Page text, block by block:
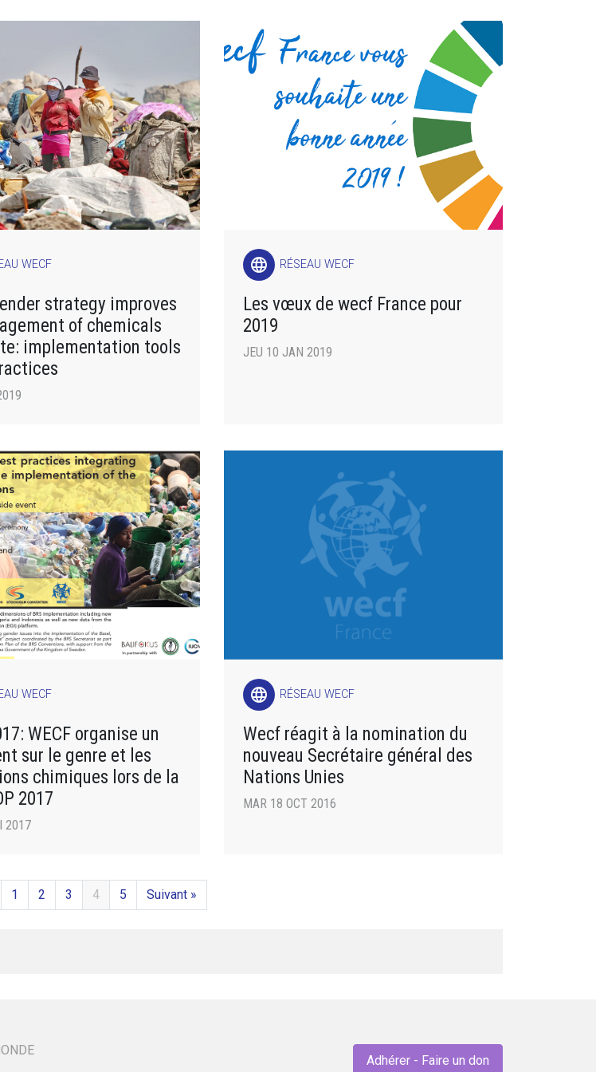
WECF
strategy improves
of chemicals
implementation tools
language RÉSEAU WECF
Les vœux de wecf France pour
2019
JEU 10 JAN 2019
WECF
WECF organise un
sur le genre et les
chimiques lors de la
2017
2017
language RÉSEAU WECF
Wecf réagit à la nomination du
nouveau Secrétaire général des
Nations Unies
MAR 18 OCT 2016
1 2 3 4 5 Suivant »
Adhérer - Faire un don